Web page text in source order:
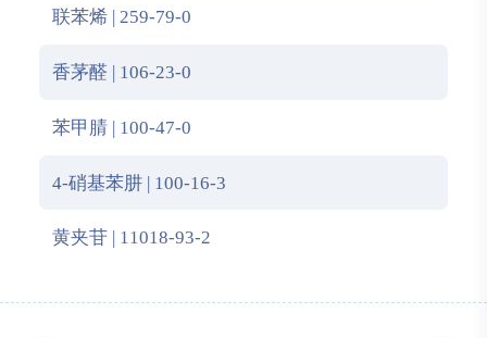
联苯烯 | 259-79-0
香茅醛 | 106-23-0
苯甲腈 | 100-47-0
4-硝基苯肼 | 100-16-3
黄夹苷 | 11018-93-2